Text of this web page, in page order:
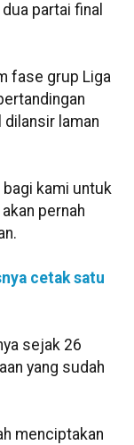
partai final
fase grup Liga
dilansir laman
kami untuk
pernah
cetak satu
sejak 26
yang sudah
menciptakan